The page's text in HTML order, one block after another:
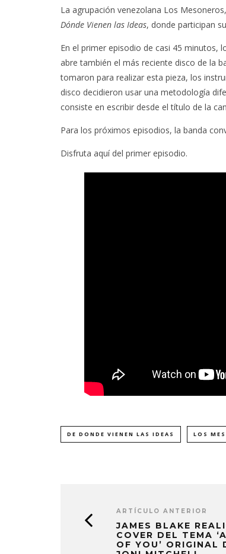
La agrupación venezolana Los
Dónde Vienen las Ideas, donde participan
En el primer episodio de casi 45 minutos,
abre también el más reciente disco de la
tomaron para realizar esta pieza, los
disco decidieron usar una metodología
consiste en escribir desde el título de la
Para los próximos episodios, la banda
Disfruta aquí del primer episodio.
DE DONDE VIENEN LAS IDEAS LOS
ARTÍCULO ANTERIOR
JAMES BLAKE
COVER DEL TEMA
OF YOU’ ORIGINAL